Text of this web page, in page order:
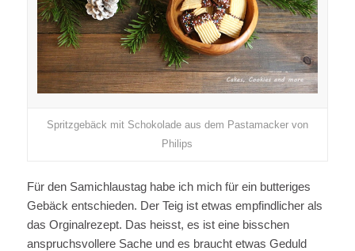
Spritzgebäck mit Schokolade aus dem Pastamacker von
Philips
Für den Samichlaustag habe ich mich für ein butteriges
Gebäck entschieden. Der Teig ist etwas empfindlicher als
das Orginalrezept. Das heisst, es ist eine bisschen
anspruchsvollere Sache und es braucht etwas Geduld